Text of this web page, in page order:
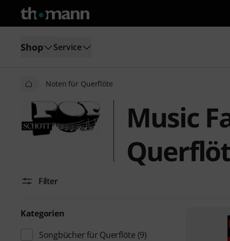
Shop Service
Noten für Querflöte
Music
Filter
Kategorien
Songbücher für Querflöte (9)